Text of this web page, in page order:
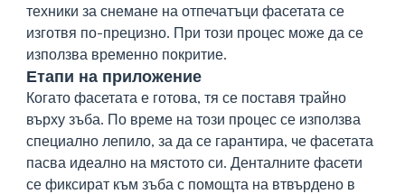
техники за снемане на отпечатъци фасетата се
изготвя по-прецизно. При този процес може да се
използва временно покритие.
Етапи на приложение
Когато фасетата е готова, тя се поставя трайно
върху зъба. По време на този процес се използва
специално лепило, за да се гарантира, че фасетата
пасва идеално на мястото си. Денталните фасети
се фиксират към зъба с помощта на втвърдено в